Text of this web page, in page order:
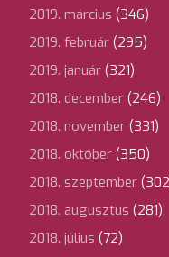
2019. március (346)
2019. február (295)
2019. január (321)
2018. december (246)
2018. november (331)
2018. október (350)
2018. szeptember
2018. augusztus (281)
2018. július (72)